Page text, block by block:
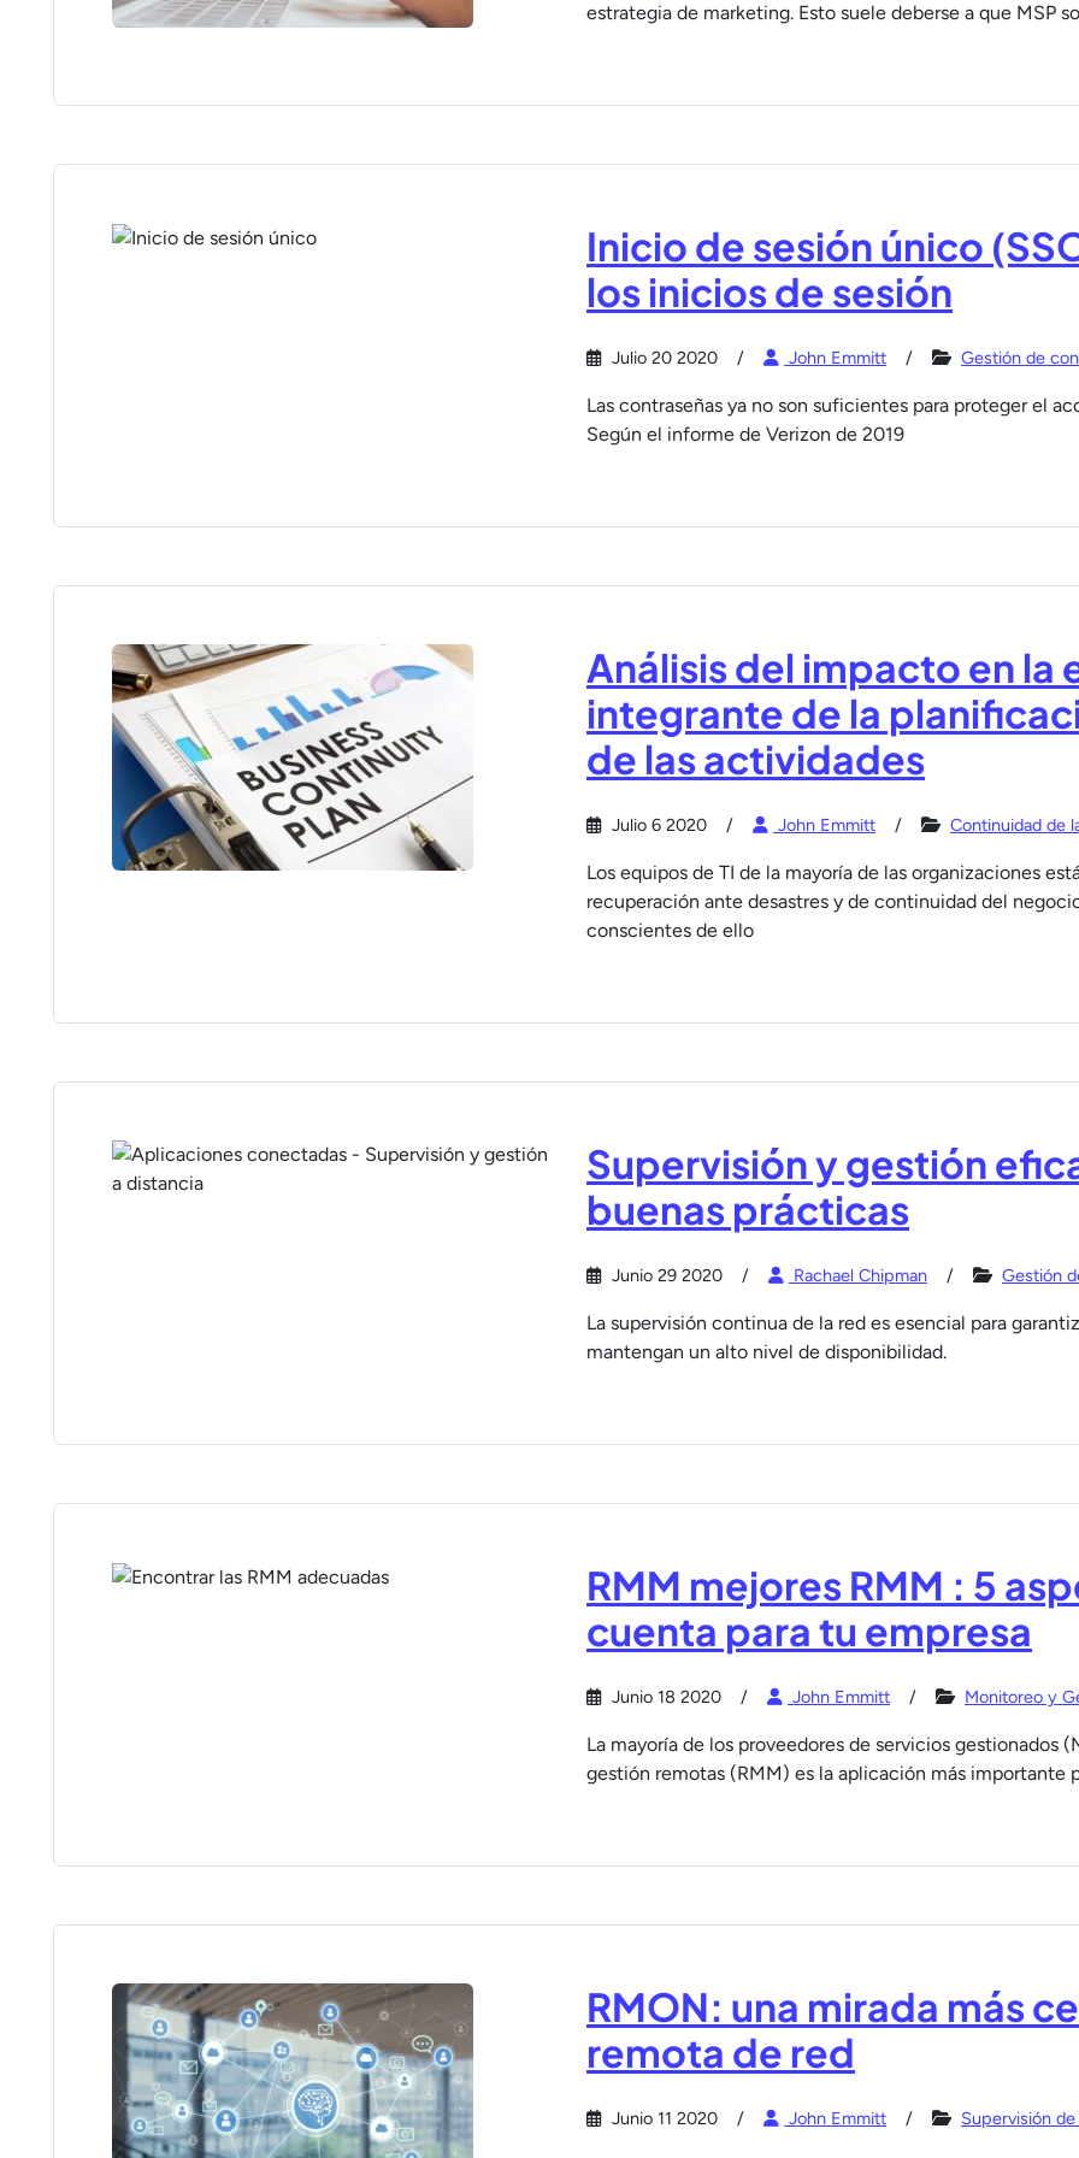
estrategia de marketing. Esto suele deberse a que MSP
Inicio de sesión único
los inicios de sesión
Julio 20 2020 John Emmitt Gestión de
Las contraseñas ya no son suficientes para proteger el
Según el informe de Verizon de 2019
Análisis del impacto en la
integrante de la
de las actividades
Julio 6 2020 John Emmitt Continuidad de
Los equipos de TI de la mayoría de las organizaciones
recuperación ante desastres y de continuidad del
conscientes de ello
Supervisión y gestión
buenas prácticas
Junio 29 2020 Rachael Chipman Gestión
La supervisión continua de la red es esencial para
mantengan un alto nivel de disponibilidad.
RMM mejores RMM : 5
cuenta para tu empresa
Junio 18 2020 John Emmitt Monitoreo y
La mayoría de los proveedores de servicios gestionados
gestión remotas (RMM) es la aplicación más importante
RMON: una mirada más
remota de red
Junio 11 2020 John Emmitt Supervisión